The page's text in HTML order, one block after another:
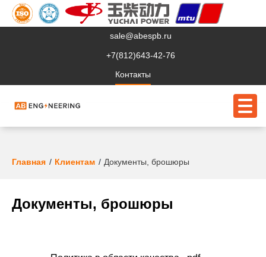
sale@abespb.ru
+7(812)643-42-76
Контакты
О компании
Продукция
Судовое ЭО
Главная Клиентам Документы, брошюры
Документы, брошюры